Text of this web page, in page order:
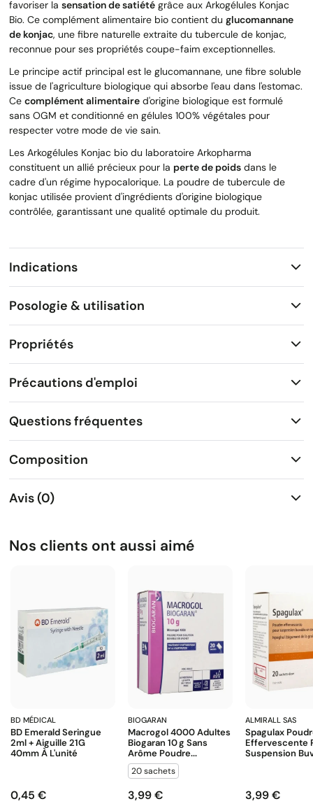
favoriser la sensation de satiété grâce aux Arkogélules Konjac
Bio. Ce complément alimentaire bio contient du glucomannane
de konjac, une fibre naturelle extraite du tubercule de konjac,
reconnue pour ses propriétés coupe-faim exceptionnelles.
Le principe actif principal est le glucomannane, une fibre soluble
issue de l'agriculture biologique qui absorbe l'eau dans l'estomac.
Ce complément alimentaire d'origine biologique est formulé
sans OGM et conditionné en gélules 100% végétales pour
respecter votre mode de vie sain.
Les Arkogélules Konjac bio du laboratoire Arkopharma
constituent un allié précieux pour la perte de poids dans le
cadre d'un régime hypocalorique. La poudre de tubercule de
konjac utilisée provient d'ingrédients d'origine biologique
contrôlée, garantissant une qualité optimale du produit.
Indications
Posologie & utilisation
Propriétés
Précautions d'emploi
Questions fréquentes
Composition
Avis (0)
Nos clients ont aussi aimé
BD MÉDICAL
BD Emerald Seringue
2ml + Aiguille 21G
40mm À L'unité
Prix
0,45 €
BIOGARAN
Macrogol 4000 Adultes
Biogaran 10 G Sans
Arôme Poudre...
20 sachets
Prix
3,99 €
ALMIRALL SAS
Spagulax
Effervescente
Suspension
Prix
3,99 €